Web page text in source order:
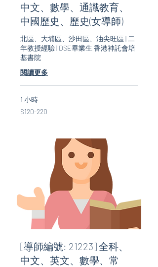
中文、數學、通識教育、
中國歷史、歷史(女導師)
北區、大埔區、沙田區、油尖旺區 | 二
年教授經驗 | DSE畢業生 香港神託會培
基書院
閱讀更多
1 小時
$120-
220
$120-220
[導師編號: 21223] 全科、
中文、英文、數學、常